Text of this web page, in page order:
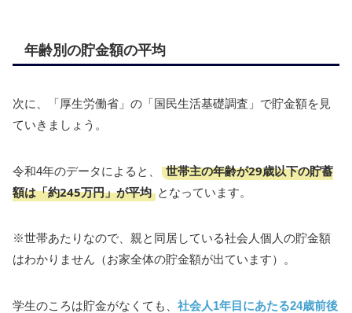
年齢別の貯金額の平均
次に、「厚生労働省」の「国民生活基礎調査」で貯金額を見
ていきましょう。
令和4年のデータによると、
世帯主の年齢が29歳以下の貯蓄
額は「約245万円」が平均 となっています。
※世帯あたりなので、親と同居している社会人個人の貯金額
はわかりません（お家全体の貯金額が出ています）。
学生のころは貯金がなくても、 社会人1年目にあたる24歳前後